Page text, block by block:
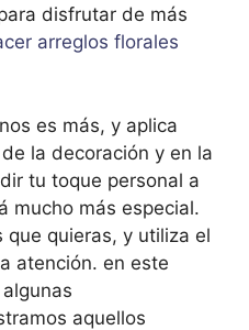
disfrutar de más
arreglos florales
es más, y aplica
la decoración y en la
tu toque personal a
mucho más especial.
que quieras, y utiliza el
atención. en este
aquellos